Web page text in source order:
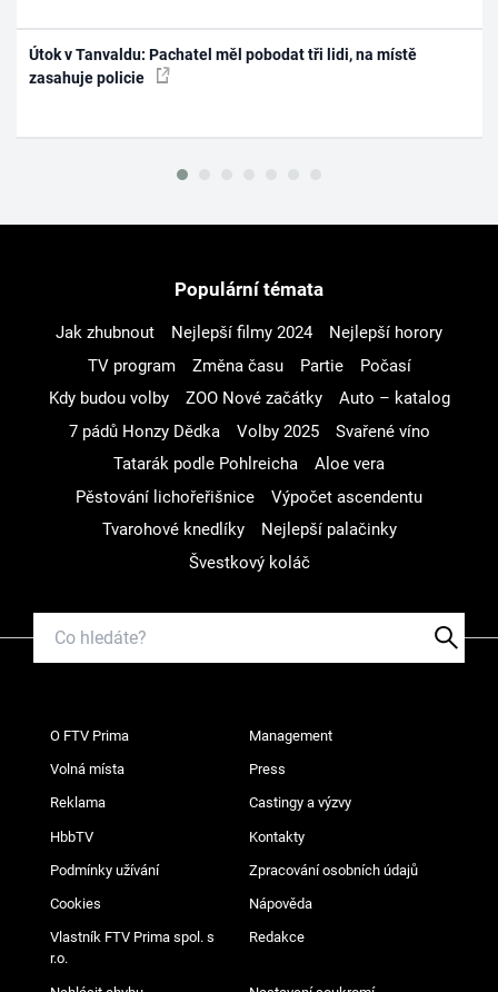
Útok v Tanvaldu: Pachatel měl pobodat tři lidi, na místě
zasahuje policie
Populární témata
Jak zhubnout Nejlepší filmy 2024
Nejlepší horory
TV program
Změna času Partie
Počasí
Kdy budou volby
ZOO Nové začátky
Auto – katalog
7 pádů Honzy Dědka
Volby 2025
Svařené víno
Tatarák podle Pohlreicha
Aloe vera
Pěstování lichořeřišnice
Výpočet ascendentu
Tvarohové knedlíky
Nejlepší palačinky
Švestkový koláč
O FTV Prima Management
Volná místa Press
Reklama Castingy a výzvy
HbbTV Kontakty
Podmínky užívání Zpracování osobních údajů
Cookies Nápověda
Vlastník FTV Prima spol. s
r.o.
Redakce